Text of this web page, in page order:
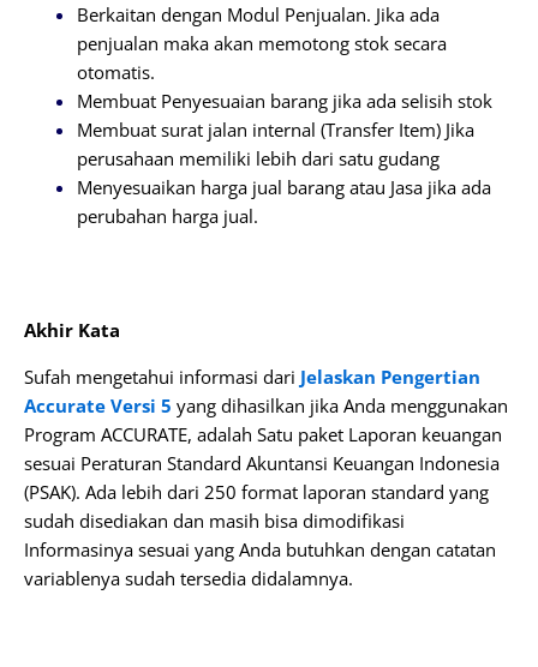
Berkaitan dengan Modul Penjualan. Jika ada
penjualan maka akan memotong stok secara
otomatis.
Membuat Penyesuaian barang jika ada selisih stok
Membuat surat jalan internal (Transfer Item) Jika
perusahaan memiliki lebih dari satu gudang
Menyesuaikan harga jual barang atau Jasa jika ada
perubahan harga jual.
Akhir Kata
Sufah mengetahui informasi dari Jelaskan Pengertian
Accurate Versi 5 yang dihasilkan jika Anda menggunakan
Program ACCURATE, adalah Satu paket Laporan keuangan
sesuai Peraturan Standard Akuntansi Keuangan Indonesia
(PSAK). Ada lebih dari 250 format laporan standard yang
sudah disediakan dan masih bisa dimodifikasi
Informasinya sesuai yang Anda butuhkan dengan catatan
variablenya sudah tersedia didalamnya.